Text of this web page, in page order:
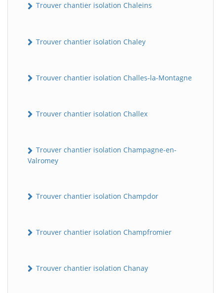
Trouver chantier isolation Chaleins
Trouver chantier isolation Chaley
Trouver chantier isolation Challes-la-Montagne
Trouver chantier isolation Challex
Trouver chantier isolation Champagne-en-
Valromey
Trouver chantier isolation Champdor
Trouver chantier isolation Champfromier
Trouver chantier isolation Chanay